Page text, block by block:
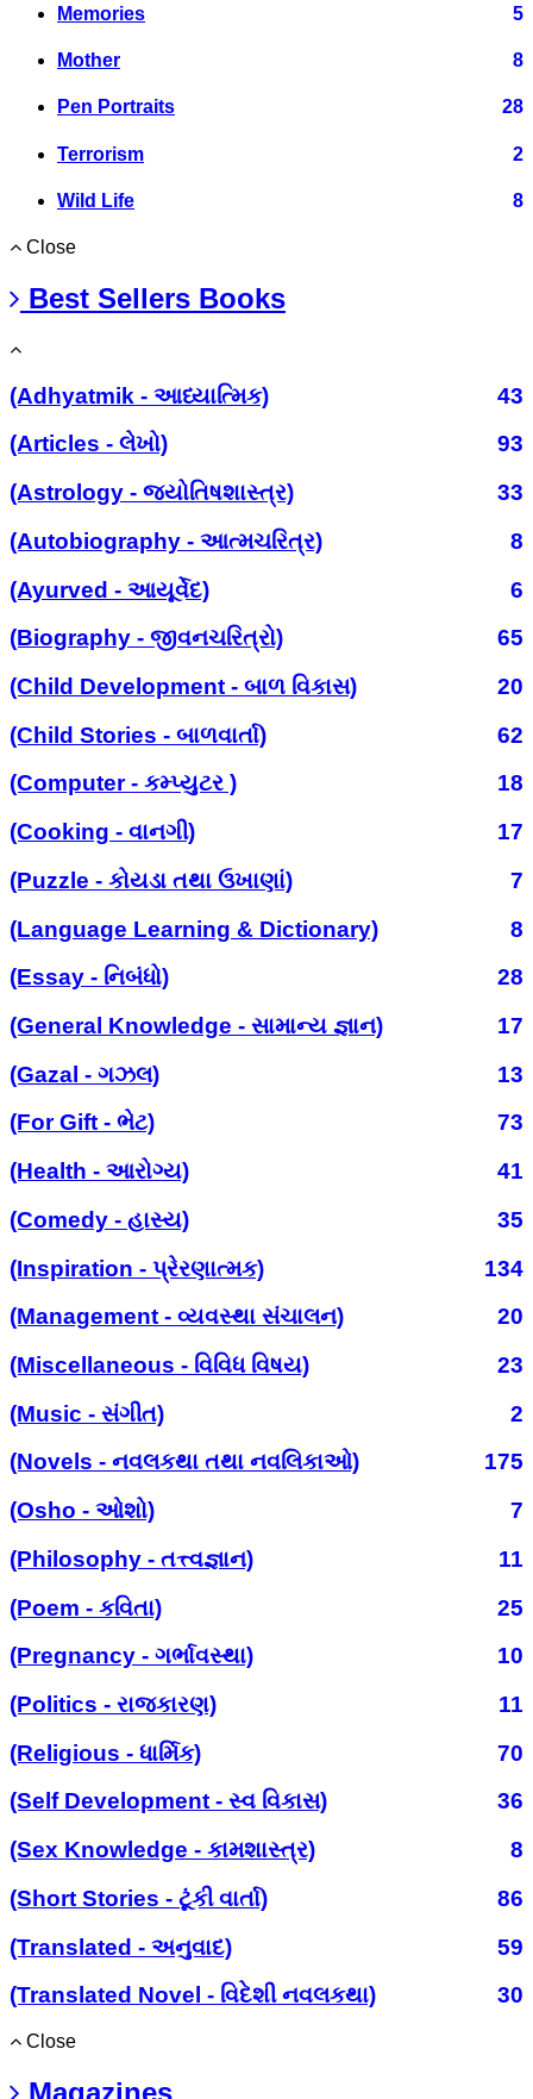
Memories 5
Mother 8
Pen Portraits 28
Terrorism 2
Wild Life 8
Close
Best Sellers Books
(Adhyatmik - આધ્યાત્મિક)
43
(Articles - લેખો)
93
(Astrology - જ્યોતિષશાસ્ત્ર)
33
(Autobiography - આત્મચરિત્ર)
8
(Ayurved - આયૂર્વેદ)
6
(Biography - જીવનચરિત્રો)
65
(Child Development - બાળ વિકાસ)
20
(Child Stories - બાળવાર્તા)
62
(Computer - કમ્પ્યુટર )
18
(Cooking - વાનગી)
17
(Puzzle - કોયડા તથા ઉખાણાં)
7
(Language Learning & Dictionary)
8
(Essay - નિબંધો)
28
(General Knowledge - સામાન્ય જ્ઞાન)
17
(Gazal - ગઝલ)
13
(For Gift - ભેટ)
73
(Health - આરોગ્ય)
41
(Comedy - હાસ્ય)
35
(Inspiration - પ્રેરણાત્મક)
134
(Management - વ્યવસ્થા સંચાલન)
20
(Miscellaneous - વિવિધ વિષય)
23
(Music - સંગીત)
2
(Novels - નવલકથા તથા નવલિકાઓ)
175
(Osho - ઓશો)
7
(Philosophy - તત્ત્વજ્ઞાન)
11
(Poem - કવિતા)
25
(Pregnancy - ગર્ભાવસ્થા)
10
(Politics - રાજકારણ)
11
(Religious - ધાર્મિક)
70
(Self Development - સ્વ વિકાસ)
36
(Sex Knowledge - કામશાસ્ત્ર)
8
(Short Stories - ટૂંકી વાર્તા)
86
(Translated - અનુવાદ)
59
(Translated Novel - વિદેશી નવલકથા)
30
Close
Magazines